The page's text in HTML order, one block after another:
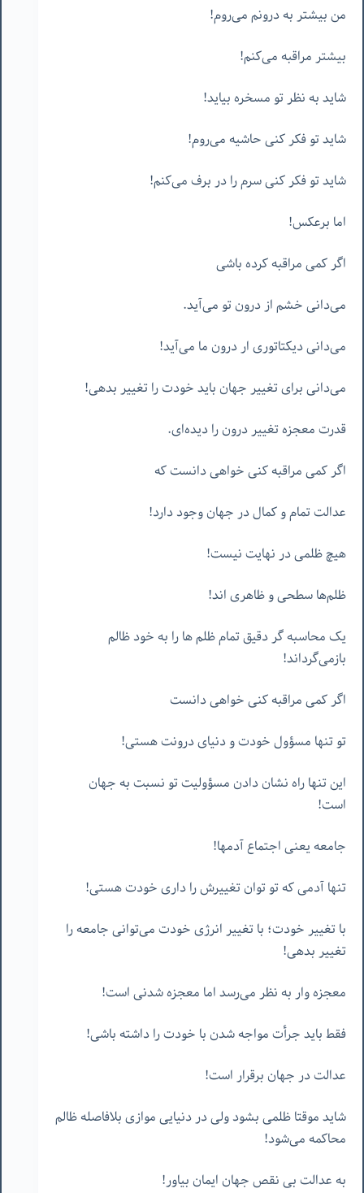
من بیشتر به درونم می‌روم!
بیشتر مراقبه می‌کنم!
شاید به نظر تو مسخره بیاید!
شاید تو فکر کنی حاشیه می‌روم!
شاید تو فکر کنی سرم را در برف می‌کنم!
اما برعکس!
اگر کمی مراقبه کرده باشی
می‌دانی خشم از درون تو می‌آید.
می‌دانی دیکتاتوری ار درون ما می‌آید!
می‌دانی برای تغییر جهان باید خودت را تغییر بدهی!
قدرت معجزه تغییر درون را دیده‌ای.
اگر کمی مراقبه کنی خواهی دانست که
عدالت تمام و کمال در جهان وجود دارد!
هیچ ظلمی در نهایت نیست!
ظلم‌ها سطحی و ظاهری اند!
یک محاسبه گر دقیق تمام ظلم ها را به خود ظالم
بازمی‌گرداند!
اگر کمی مراقبه کنی خواهی دانست
تو تنها مسؤول خودت و دنیای درونت هستی!
این تنها راه نشان دادن مسؤولیت تو نسبت به جهان
است!
جامعه یعنی اجتماع آدمها!
تنها آدمی که تو توان تغییرش را داری خودت هستی!
با تغییر خودت؛ با تغییر انرژی خودت می‌توانی جامعه را
تغییر بدهی!
معجزه وار به نظر می‌رسد اما معجزه شدنی است!
فقط باید جرأت مواجه شدن با خودت را داشته باشی!
عدالت در جهان برقرار است!
شاید موقتا ظلمی بشود ولی در دنیایی موازی بلافاصله ظالم
محاکمه می‌شود!
به عدالت بی نقص جهان ایمان بیاور!